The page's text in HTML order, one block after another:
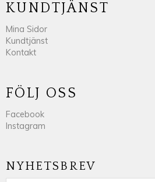
KUNDTJÄNST
Mina Sidor
Kundtjänst
Kontakt
FÖLJ OSS
Facebook
Instagram
NYHETSBREV